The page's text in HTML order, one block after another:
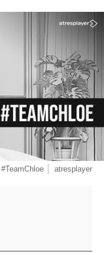
#TeamChloe atresplayer